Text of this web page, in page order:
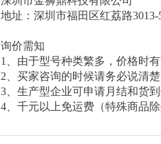
地址：深圳市福田区红荔路
询价需知
1、由于型号种类繁多，价格时
2、买家咨询的时候请务必说清
3、生产型企业可申请月结和货到
4、千元以上免运费（特殊商品除